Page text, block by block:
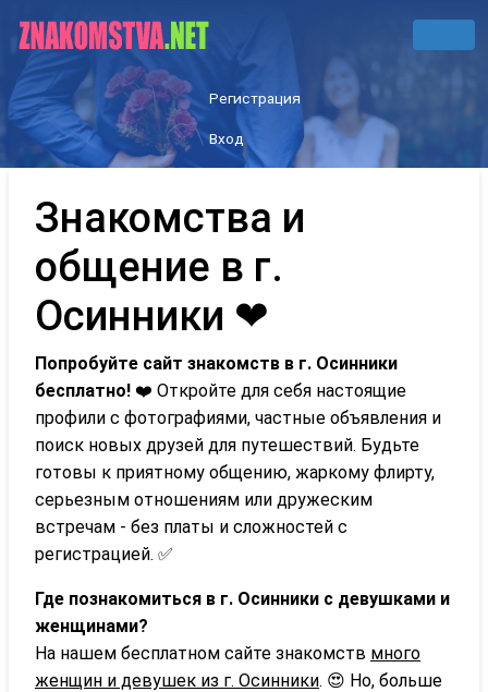
Регистрация
Вход
Знакомства и
общение в г.
Осинники ❤
Попробуйте сайт знакомств в г. Осинники
бесплатно! ❤️ Откройте для себя настоящие
профили с фотографиями, частные объявления и
поиск новых друзей для путешествий. Будьте
готовы к приятному общению, жаркому флирту,
серьезным отношениям или дружеским
встречам - без платы и сложностей с
регистрацией. ✅
Где познакомиться в г. Осинники с девушками и
женщинами?
На нашем бесплатном сайте знакомств много
женщин и девушек из г. Осинники. 😍 Но, больше